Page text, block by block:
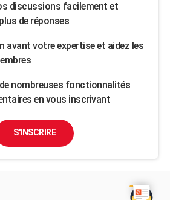
discussions facilement et
de réponses
avant votre expertise et aidez les
nombreuses fonctionnalités
en vous inscrivant
S'INSCRIRE